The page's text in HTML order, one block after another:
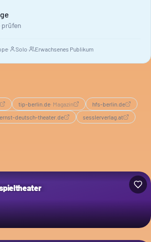
prüfen
· Solo· Erwachsenes Publikum
tip-berlin.de· Magazin
hfs-berlin.de
ernst-deutsch-theater.de sesslerverlag.at